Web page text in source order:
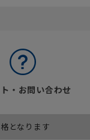
・お問い合わせ
となります